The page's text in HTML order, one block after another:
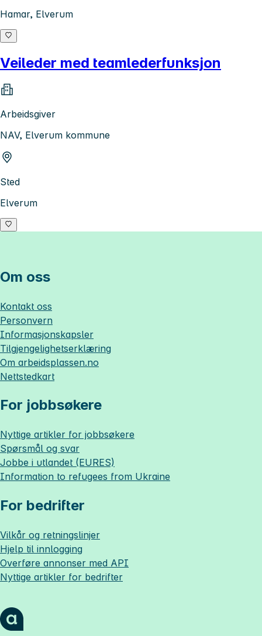
Hamar, Elverum
Veileder med teamlederfunksjon
Arbeidsgiver
NAV, Elverum kommune
Sted
Elverum
Om oss
Kontakt oss
Personvern
Informasjonskapsler
Tilgjengelighetserklæring
Om arbeidsplassen.no
Nettstedkart
For jobbsøkere
Nyttige artikler for jobbsøkere
Spørsmål og svar
Jobbe i utlandet (EURES)
Information to refugees from Ukraine
For bedrifter
Vilkår og retningslinjer
Hjelp til innlogging
Overføre annonser med API
Nyttige artikler for bedrifter